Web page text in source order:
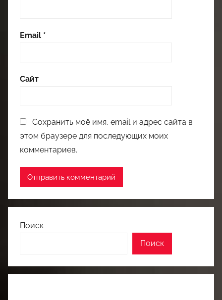
Email *
Сайт
Сохранить моё имя, email и адрес сайта в
этом браузере для последующих моих
комментариев.
Поиск
Поиск